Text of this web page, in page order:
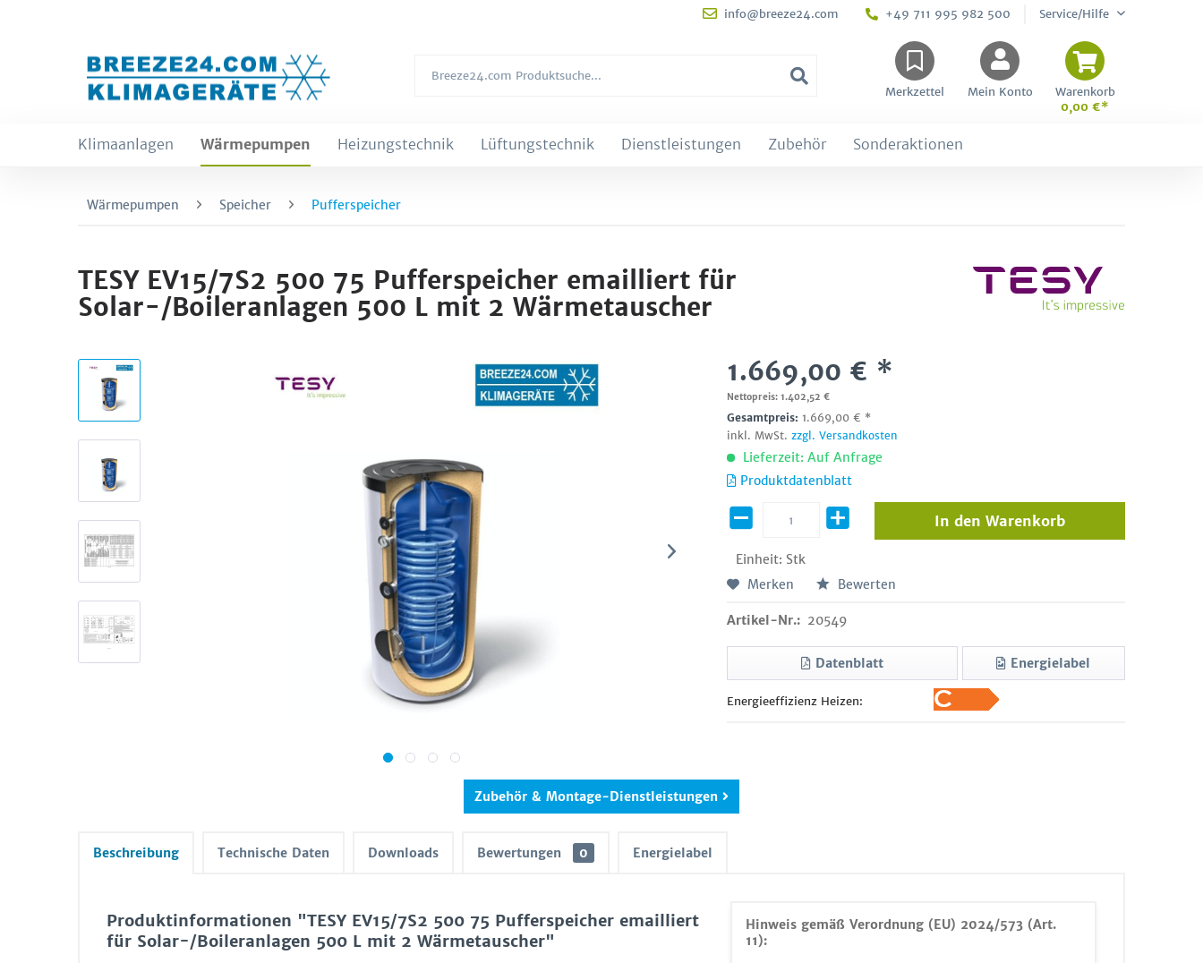
info@breeze24.com +49 711 995 982 500 Service/Hilfe
Merkzettel Mein Konto
Warenkorb
0,00 €*
Klimaanlagen Wärmepumpen Heizungstechnik Lüftungstechnik Dienstleistungen Zubehör Sonderaktionen
Wärmepumpen Speicher Pufferspeicher
TESY EV15/7S2 500 75 Pufferspeicher emailliert für
Solar-/Boileranlagen 500 L mit 2 Wärmetauscher
1.669,00 € *
Nettopreis: 1.402,52 €
Gesamtpreis: 1.669,00 € *
inkl. MwSt.zzgl. Versandkosten
Lieferzeit: Auf Anfrage
Produktdatenblatt
Einheit: Stk
In den Warenkorb
Merken Bewerten
Artikel-Nr.: 20549
Datenblatt Energielabel
Energieeffizienz Heizen:
Zubehör & Montage-Dienstleistungen
Beschreibung Technische Daten Downloads Bewertungen 0 Energielabel
Hinweis gemäß Verordnung (EU) 2024/573 (Art.
11):
Produktinformationen "TESY EV15/7S2 500 75 Pufferspeicher emailliert
für Solar-/Boileranlagen 500 L mit 2 Wärmetauscher"